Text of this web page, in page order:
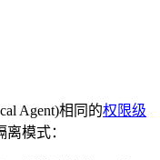
Agent)相同的权限级
模式：